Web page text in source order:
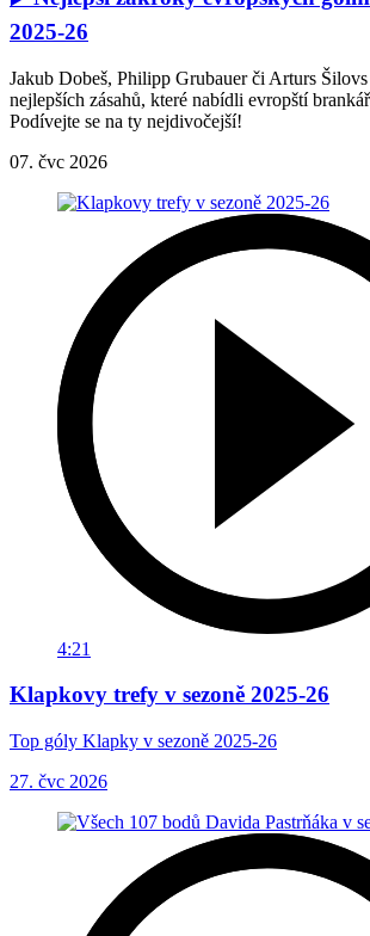
2025-26
Jakub Dobeš, Philipp Grubauer či Arturs
nejlepších zásahů, které nabídli evropští
Podívejte se na ty nejdivočejší!
07. čvc 2026
4:21
Klapkovy trefy v sezoně 2025-26
Top góly Klapky v sezoně 2025-26
27. čvc 2026